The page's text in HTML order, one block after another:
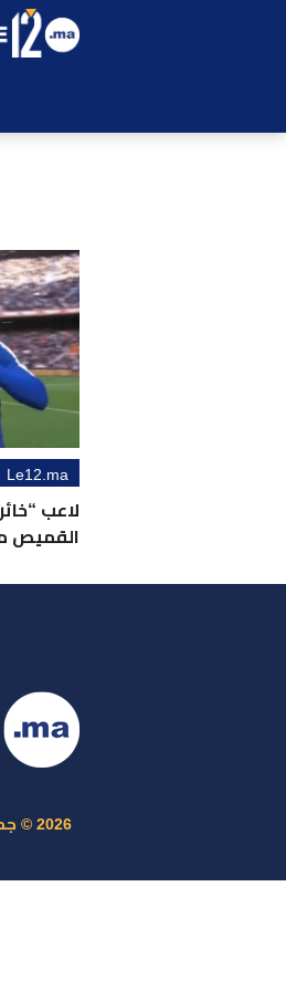
Le12.ma
لاعب
القميص
2026 © جميع الحقوق محفوظة